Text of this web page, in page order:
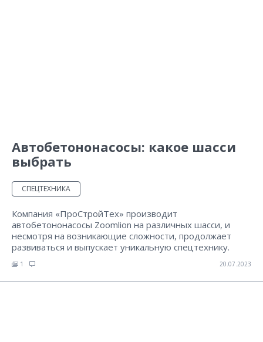
Автобетононасосы: какое шасси
выбрать
СПЕЦТЕХНИКА
Компания «ПроСтройТех» производит
автобетононасосы Zoomlion на различных шасси, и
несмотря на возникающие сложности, продолжает
развиваться и выпускает уникальную спецтехнику.
1 20.07.2023